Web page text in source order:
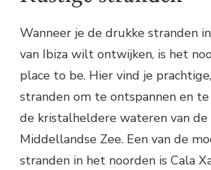
Wanneer je de drukke stranden
van Ibiza wilt ontwijken, is het
place to be. Hier vind je
stranden om te ontspannen en
de kristalheldere wateren van de
Middellandse Zee. Een van de
stranden in het noorden is Cala